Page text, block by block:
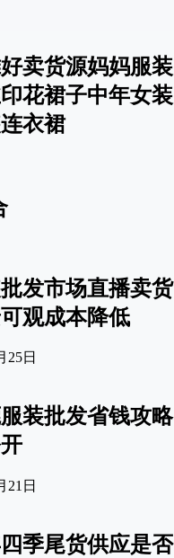
卖货源妈妈服装
花裙子中年女装
衣裙
发市场直播卖货
观成本降低
25日
装批发省钱攻略
21日
季尾货供应是否